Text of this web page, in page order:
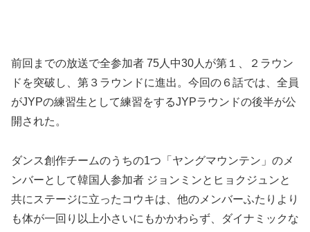
前回までの放送で全参加者 75人中30人が第１、２ラウン
ドを突破し、第３ラウンドに進出。今回の６話では、全員
がJYPの練習生として練習をするJYPラウンドの後半が公
開された。
ダンス創作チームのうちの1つ「ヤングマウンテン」のメ
ンバーとして韓国人参加者 ジョンミンとヒョクジュンと
共にステージに立ったコウキは、他のメンバーふたりより
も体が一回り以上小さいにもかかわらず、ダイナミックな